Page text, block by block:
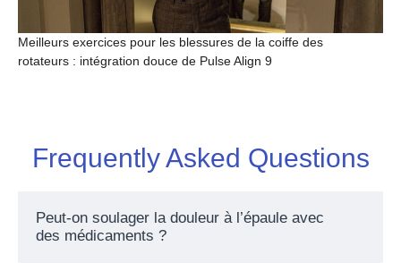
Meilleurs exercices pour les blessures de la coiffe des
rotateurs : intégration douce de Pulse Align 9
Frequently Asked Questions
Peut-on soulager la douleur à l’épaule avec
des médicaments ?